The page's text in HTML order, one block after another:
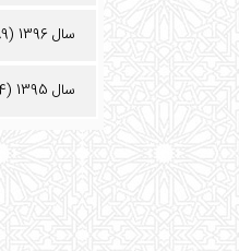
سال 1396 (489 خبر)
سال 1395 (384 خبر)